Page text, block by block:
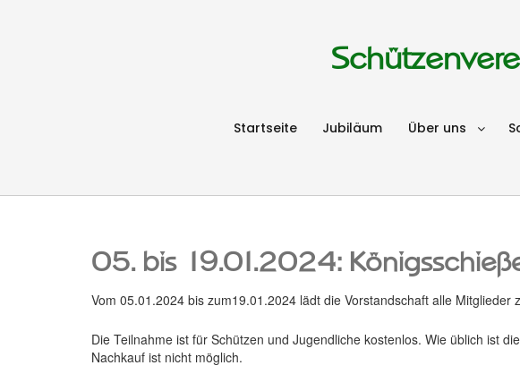
Startseite Jubiläum Über uns
05. bis 19.01.2024:
Vom 05.01.2024 bis zum19.01.2024 lädt die Vorstandschaft alle Mitglieder
Die Teilnahme ist für Schützen und Jugendliche kostenlos. Wie üblich ist
Nachkauf ist nicht möglich.